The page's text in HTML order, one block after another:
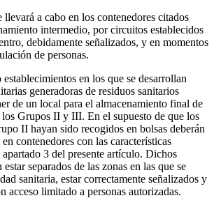
llevará a cabo en los contenedores citados
intermedio, por circuitos establecidos
debidamente señalizados, y en momentos
de personas.
establecimientos en los que se desarrollan
generadoras de residuos sanitarios
de un local para el almacenamiento final de
los Grupos II y III. En el supuesto de que los
II hayan sido recogidos en bolsas deberán
contenedores con las características
apartado 3 del presente artículo. Dichos
estar separados de las zonas en las que se
sanitaria, estar correctamente señalizados y
acceso limitado a personas autorizadas.